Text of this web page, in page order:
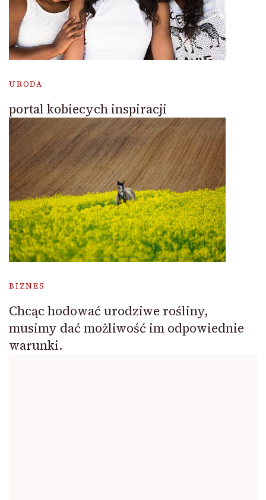
URODA
portal kobiecych inspiracji
BIZNES
Chcąc hodować urodziwe rośliny,
musimy dać możliwość im odpowiednie
warunki.